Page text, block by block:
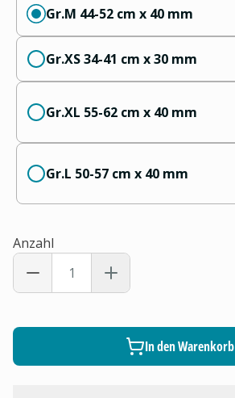
Gr.M 44-52 cm x 40 mm
Gr.XS 34-41 cm x 30 mm
Gr.XL 55-62 cm x 40 mm
Gr.L 50-57 cm x 40 mm
Anzahl
In den Warenkorb